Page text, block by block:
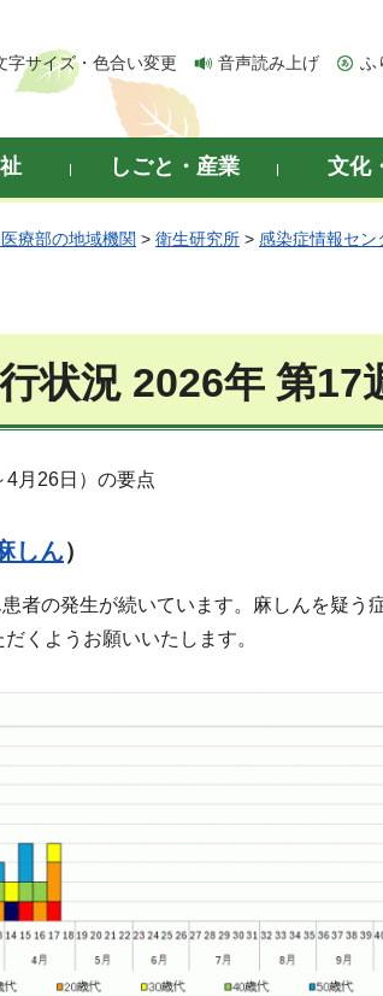
字サイズ・色合い変更 音声読み上げ ふ
しごと・産業 文化
療部の地域機関 > 衛生研究所 > 感染症情報セン
状況 2026年 第17
4月26日）の要点
しん）
者の発生が続いています。麻しんを疑
くようお願いいたします。